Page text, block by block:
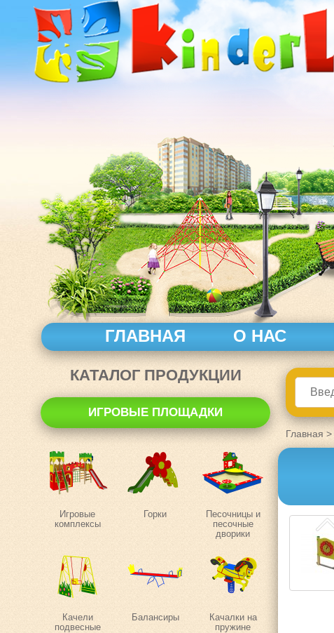
ГЛАВНАЯ О НАС
КАТАЛОГ ПРОДУКЦИИ
ИГРОВЫЕ ПЛОЩАДКИ
Игровые
комплексы
Горки
Песочницы и
песочные
дворики
Качели
подвесные
Балансиры
Качалки на
пружине
Главная >